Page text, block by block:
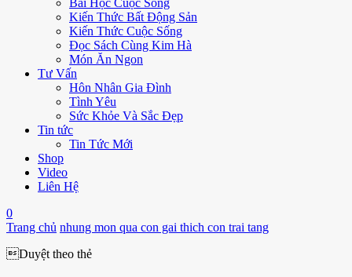
Bài Học Cuộc Sống
Kiến Thức Bất Động Sản
Kiến Thức Cuộc Sống
Đọc Sách Cùng Kim Hà
Món Ăn Ngon
Tư Vấn
Hôn Nhân Gia Đình
Tình Yêu
Sức Khỏe Và Sắc Đẹp
Tin tức
Tin Tức Mới
Shop
Video
Liên Hệ
0
Trang chủ nhung mon qua con gai thich con trai tang
Duyệt theo thẻ